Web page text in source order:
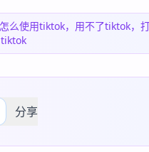
么使用tiktok，用不了tiktok，
分享